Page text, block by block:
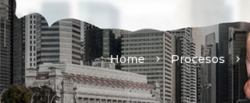
Home Procesos